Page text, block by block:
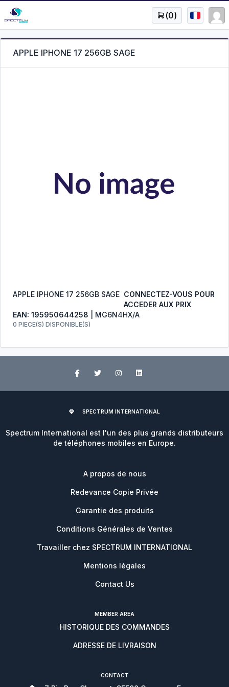
(0)
APPLE IPHONE 17 256GB SAGE
APPLE IPHONE 17 256GB SAGE CONNECTEZ-VOUS POUR
ACCEDER AUX PRIX
EAN: 195950644258 | MG6N4HX/A
0 PIECE(S) DISPONIBLE(S)
SPECTRUM INTERNATIONAL
Spectrum International est l'un des plus grands distributeurs
de téléphones mobiles en Europe.
A propos de nous
Redevance Copie Privée
Garantie des produits
Conditions Générales de Ventes
Travailler chez SPECTRUM INTERNATIONAL
Mentions légales
Contact Us
MEMBER AREA
HISTORIQUE DES COMMANDES
ADRESSE DE LIVRAISON
CONTACT